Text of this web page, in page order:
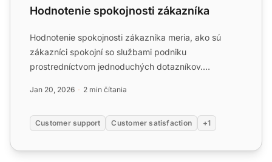
Hodnotenie spokojnosti zákazníka
Hodnotenie spokojnosti zákazníka meria, ako sú
zákazníci spokojní so službami podniku
prostredníctvom jednoduchých dotazníkov.
Jan 20, 2026 2 min čítania
Customer support Customer satisfaction +1